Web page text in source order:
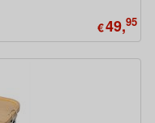
€49,95